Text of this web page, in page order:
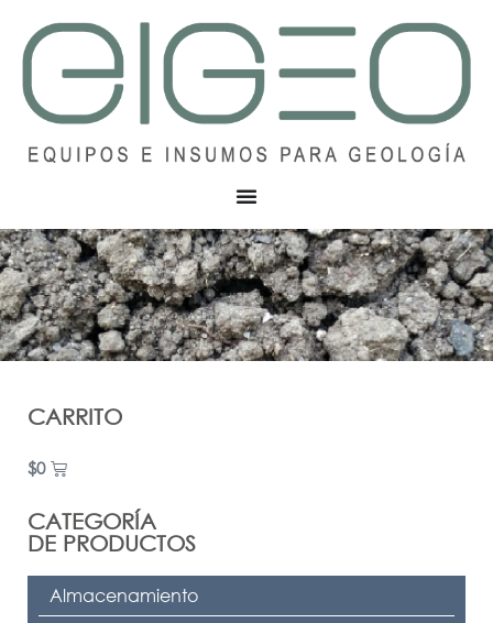
CARRITO
$0
CATEGORÍA
DE PRODUCTOS
Almacenamiento